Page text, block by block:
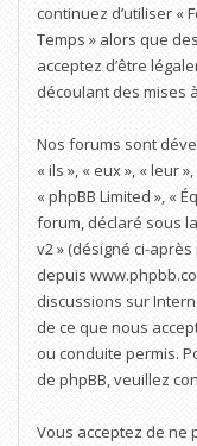
continuez d’utiliser «
Temps » alors que
acceptez d’être
découlant des mises
Nos forums sont
« ils », « eux », « leur
« phpBB Limited », «
forum, déclaré sous
v2» (désigné ci-
depuis
discussions sur
de ce que nous
ou conduite permis.
de phpBB, veuillez
Vous acceptez de ne